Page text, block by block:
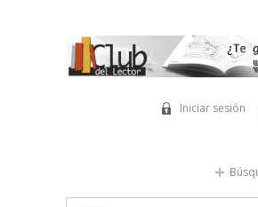
Iniciar sesión